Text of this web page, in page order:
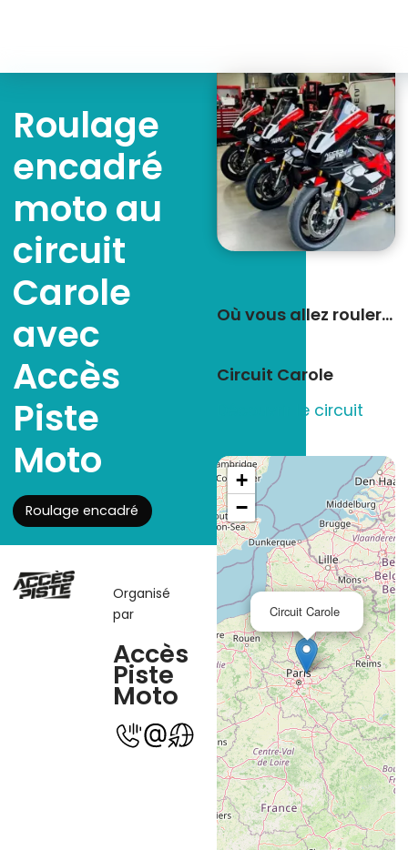
Roulage
encadré
moto au
circuit
Carole
avec
Accès
Piste
Moto
Roulage encadré
Organisé
par
Accès
Piste
Moto
Où vous allez rouler…
Circuit Carole
Découvrir le circuit
Circuit Carole
+
−